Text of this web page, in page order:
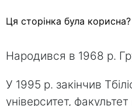
Ця сторінка була корисна?
Народився в 1968 р.
У 1995 р. закінчив
університет,